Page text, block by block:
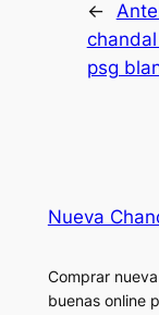
←
psg
Nueva
Comprar
buenas online